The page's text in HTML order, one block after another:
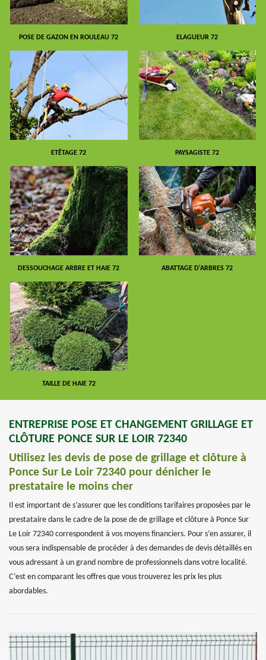
POSE DE GAZON EN ROULEAU 72 ELAGUEUR 72
ETÊTAGE 72 PAYSAGISTE 72
DESSOUCHAGE ARBRE ET HAIE 72 ABATTAGE D'ARBRES 72
TAILLE DE HAIE 72
ENTREPRISE POSE ET CHANGEMENT GRILLAGE ET
CLÔTURE PONCE SUR LE LOIR 72340
Utilisez les devis de pose de grillage et clôture à
Ponce Sur Le Loir 72340 pour dénicher le
prestataire le moins cher
Il est important de s’assurer que les conditions tarifaires proposées par le
prestataire dans le cadre de la pose de de grillage et clôture à Ponce Sur
Le Loir 72340 correspondent à vos moyens financiers. Pour s’en assurer, il
vous sera indispensable de procéder à des demandes de devis détaillés en
vous adressant à un grand nombre de professionnels dans votre localité.
C’est en comparant les offres que vous trouverez les prix les plus
abordables.